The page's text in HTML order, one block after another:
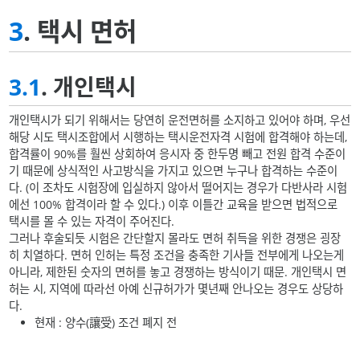
3. 택시 면허
3.1. 개인택시
개인택시가 되기 위해서는 당연히 운전면허를 소지하고 있어야 하며, 우선
해당 시도 택시조합에서 시행하는 택시운전자격 시험에 합격해야 하는데,
합격률이 90%를 훨씬 상회하여 응시자 중 한두명 빼고 전원 합격 수준이
기 때문에 상식적인 사고방식을 가지고 있으면 누구나 합격하는 수준이
다. (이 조차도 시험장에 입실하지 않아서 떨어지는 경우가 다반사라 시험
에선 100% 합격이라 할 수 있다.) 이후 이틀간 교육을 받으면 법적으로
택시를 몰 수 있는 자격이 주어진다.
그러나 후술되듯 시험은 간단할지 몰라도 면허 취득을 위한 경쟁은 굉장
히 치열하다. 면허 인허는 특정 조건을 충족한 기사들 전부에게 나오는게
아니라, 제한된 숫자의 면허를 놓고 경쟁하는 방식이기 때문. 개인택시 면
허는 시, 지역에 따라선 아예 신규허가가 몇년째 안나오는 경우도 상당하
다.
현재 : 양수(讓受) 조건 폐지 전